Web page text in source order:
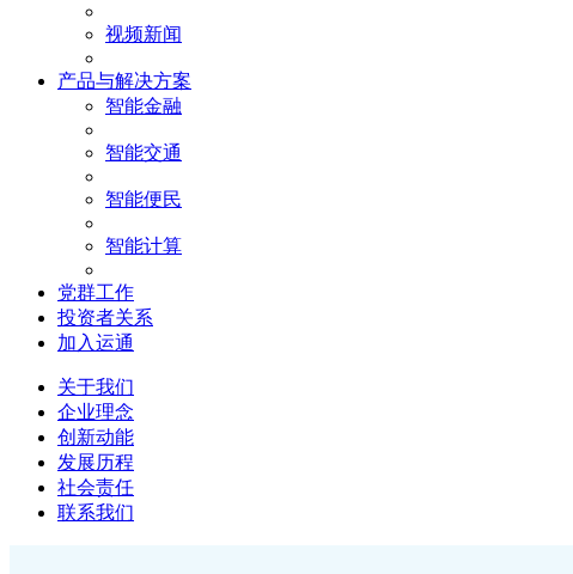
视频新闻
产品与解决方案
智能金融
智能交通
智能便民
智能计算
党群工作
投资者关系
加入运通
关于我们
企业理念
创新动能
发展历程
社会责任
联系我们